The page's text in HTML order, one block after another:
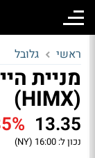
ראשי גלובל
מניית
(HIMX)
13.35
נכון ל: 16:00 (NY)